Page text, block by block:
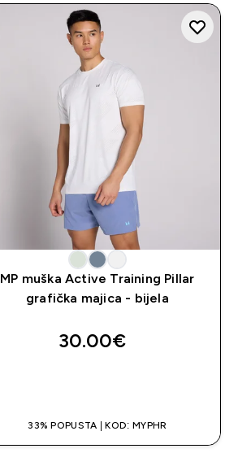
MP muška Active Training Pillar
grafička majica - bijela
30.00€‎
33% POPUSTA | KOD: MYPHR